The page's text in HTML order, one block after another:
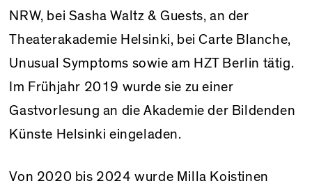
NRW, bei Sasha Waltz & Guests, an der
Theaterakademie Helsinki, bei Carte Blanche,
Unusual Symptoms sowie am HZT Berlin tätig.
Im Frühjahr 2019 wurde sie zu einer
Gastvorlesung an die Akademie der Bildenden
Künste Helsinki eingeladen.
Von 2020 bis 2024 wurde Milla Koistinen